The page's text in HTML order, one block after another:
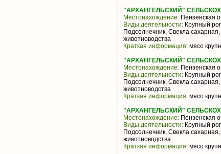
"АРХАНГЕЛЬСКИЙ"
Местонахождение: Пензенская
Виды деятельности: Крупный
Подсолнечник, Свекла
животноводства
Краткая информация: мясо
"АРХАНГЕЛЬСКИЙ"
Местонахождение: Пензенская
Виды деятельности: Крупный
Подсолнечник, Свекла
животноводства
Краткая информация: мясо
"АРХАНГЕЛЬСКИЙ"
Местонахождение: Пензенская
Виды деятельности: Крупный
Подсолнечник, Свекла
животноводства
Краткая информация: мясо